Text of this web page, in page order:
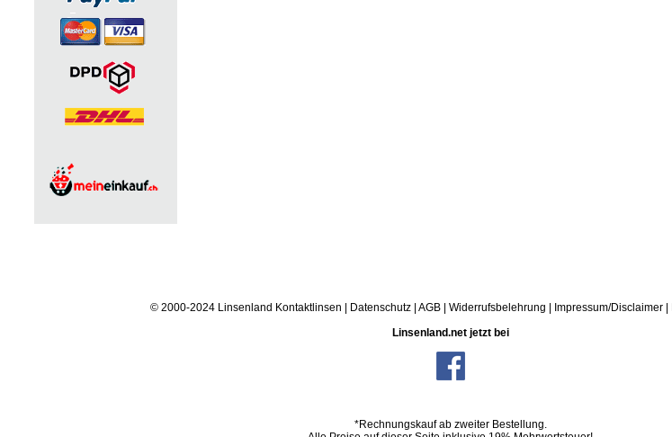
© 2000-2024 Linsenland Kontaktlinsen Datenschutz AGB Widerrufsbelehrung Impressum/Disclaimer
Linsenland.net jetzt bei
*Rechnungskauf ab zweiter Bestellung.